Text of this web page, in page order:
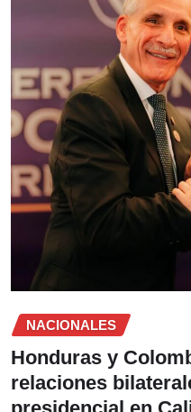
NACIONALES
Honduras y
relaciones